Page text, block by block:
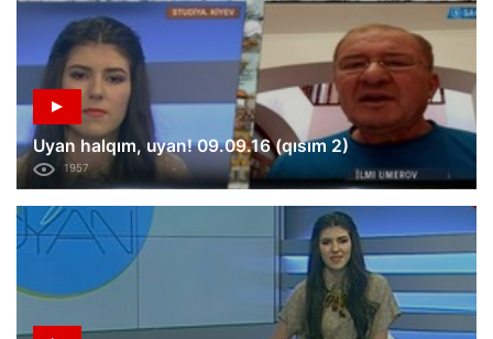
Uyan halqım, uyan! 09.09.16 (qısım 2)
1957